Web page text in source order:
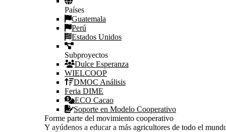
Países
Guatemala
Perú
Estados Unidos
Subproyectos
Dulce Esperanza
WIELCOOP
DMOC Análisis
Feria DIME
ECO Cacao
Soporte en Modelo Cooperativo
Forme parte del movimiento cooperativo
Y ayúdenos a educar a más agricultores de todo el